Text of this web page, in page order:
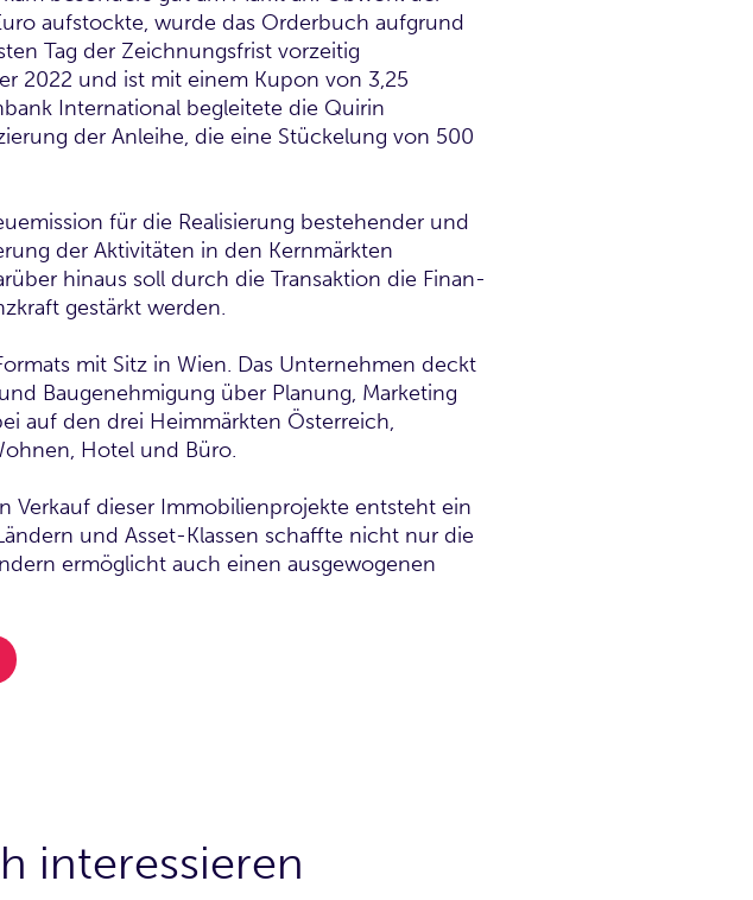
aufstockte, wurde das Orderbuch aufgrund
Tag der Zeichnungsfrist vorzeitig
2022 und ist mit einem Kupon von 3,25
International begleitete die Quirin
der Anleihe, die eine Stückelung von 500
für die Realisierung bestehender und
der Aktivitäten in den Kernmärkten
hinaus soll durch die Transaktion die Finan­
gestärkt werden.
mit Sitz in Wien. Das Unternehmen deckt
Baugenehmigung über Planung, Marketing
auf den drei Heimmärkten Ös­terreich,
Hotel und Büro.
dieser Immobilienprojekte entsteht ein
und Asset-Klassen schaffte nicht nur die
ermöglicht auch einen ausgewo­genen
interessieren